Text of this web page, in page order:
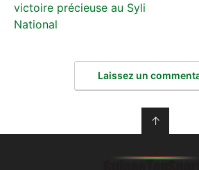
victoire précieuse au Syli
National
Laissez un
↑